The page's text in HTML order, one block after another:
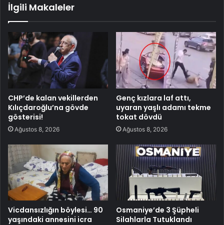
İlgili Makaleler
CHP’de kalan vekillerden
Kılıçdaroğlu’na gövde
gösterisi!
Ağustos 8, 2026
Genç kızlara laf attı,
uyaran yaşlı adamı tekme
tokat dövdü
Ağustos 8, 2026
Vicdansızlığın böylesi… 90
yaşındaki annesini icra
Osmaniye’de 3 Şüpheli
Silahlarla Tutuklandı